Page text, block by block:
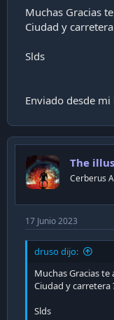
Muchas Gracias
Ciudad y carretera
Slds
Enviado desde
The
Cerberus
17 Junio 2023
druso dijo:
Muchas Gracias
Ciudad y carretera
Slds